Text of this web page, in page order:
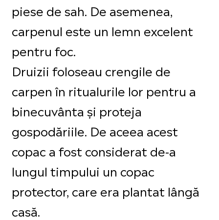
piese de sah. De asemenea,
carpenul este un lemn excelent
pentru foc.
Druizii foloseau crengile de
carpen în ritualurile lor pentru a
binecuvânta și proteja
gospodăriile. De aceea acest
copac a fost considerat de-a
lungul timpului un copac
protector, care era plantat lângă
casă.